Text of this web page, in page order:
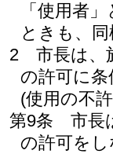
「使用者
ときも、
2
市長は、
の許可に
(使用の不
第9条
市長
の許可を